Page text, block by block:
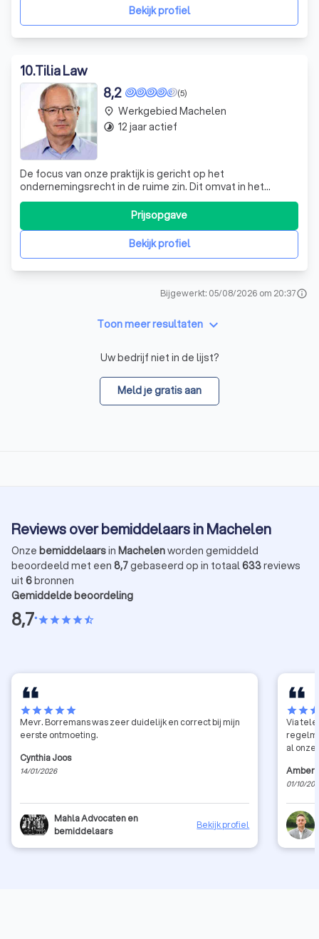
Bekijk profiel
10.Tilia Law
(5)
8,2
De focus van onze praktijk is gericht op het
ondernemingsrecht in de ruime zin. Dit omvat in het
bijzonder handels- en economisch recht,
vennootschapsrecht, Europees en mededingingsrecht,
individueel en collectief arbeidsrecht, immigratierecht,
pensioenrecht en geschillenbeslechting. Onze ervaring i
Bekijk profiel
Prijsopgave
place Werkgebied Machelen
timelapse 12 jaar actief
Bijgewerkt: 05/08/2026 om 20:37info
Toon meer resultaten keyboard_arrow_down
Uw bedrijf niet in de lijst?
Meld je gratis aan
Reviews over bemiddelaars in Machelen
Onze bemiddelaarsin Machelenworden gemiddeld
beoordeeld met een 8,7gebaseerd op in totaal633reviews
uit 6bronnen
Gemiddelde beoordeling
8,7•starstarstarstarstar_half
starstarstarstarstar
Mevr. Borremans was zeer duidelijk en correct bij mijn
eerste ontmoeting.
Cynthia Joos
14/01/2026
Mahla Advocaten en
bemiddelaars
Bekijk profiel
starstar
Via
al
Amber
01/10/